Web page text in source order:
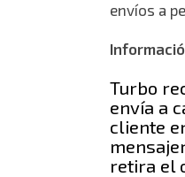
envíos a
Turbo
envía a
cliente
retira el